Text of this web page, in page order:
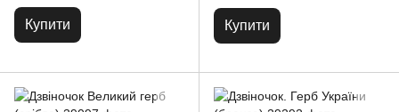
Купити Купити